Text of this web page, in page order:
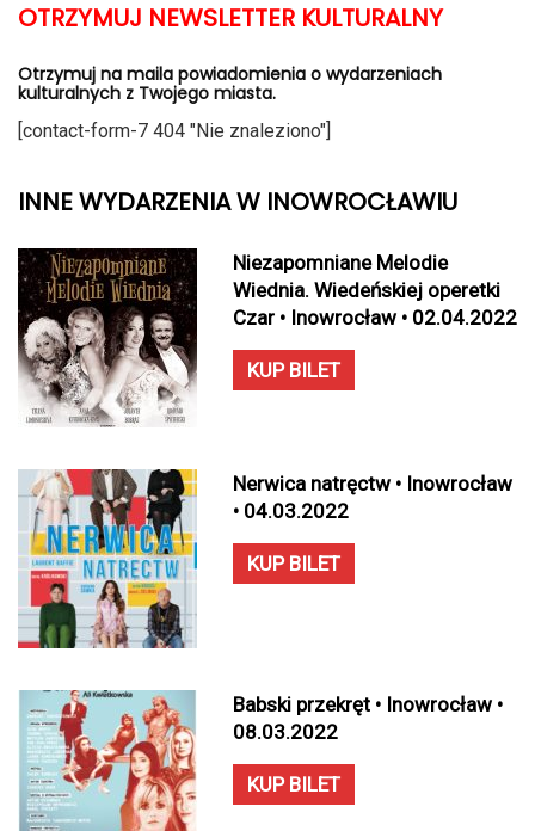
OTRZYMUJ NEWSLETTER KULTURALNY
Otrzymuj na maila powiadomienia o wydarzeniach
kulturalnych z Twojego miasta.
[contact-form-7 404 "Nie znaleziono"]
INNE WYDARZENIA W INOWROCŁAWIU
Niezapomniane Melodie
Wiednia. Wiedeńskiej operetki
Czar • Inowrocław • 02.04.2022
KUP BILET
Nerwica natręctw • Inowrocław
• 04.03.2022
KUP BILET
Babski przekręt • Inowrocław •
08.03.2022
KUP BILET